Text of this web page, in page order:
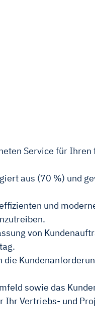
Service für
aus (70 %) und
und
von
sowie das
Ihr Vertriebs- und